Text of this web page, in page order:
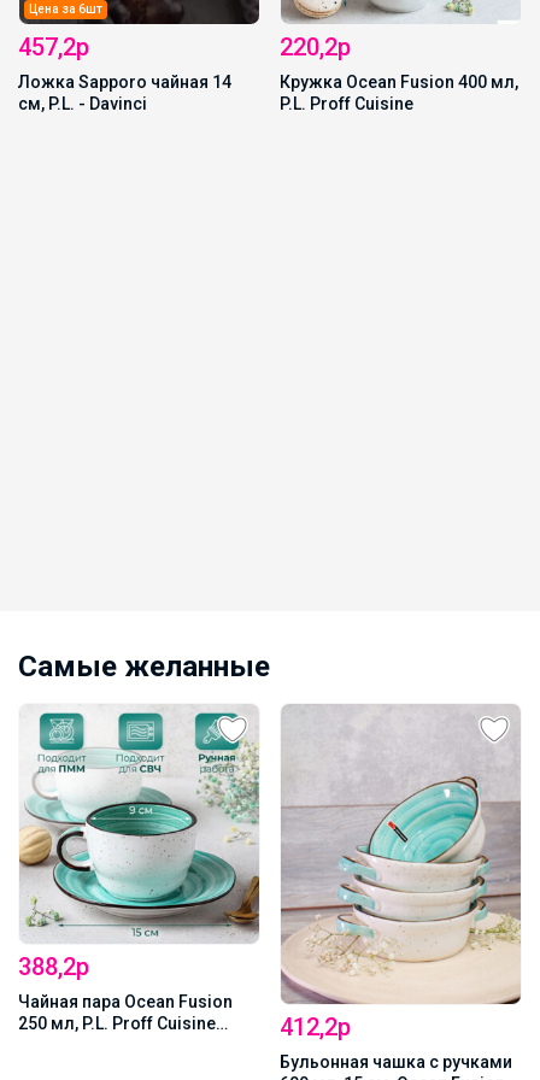
Цена за 6шт
457,2р
Ложка Sapporo чайная 14
см, P.L. - Davinci
220,2р
Кружка Ocean Fusion 400 мл,
P.L. Proff Cuisine
Самые желанные
388,2р
Чайная пара Ocean Fusion
250 мл, P.L. Proff Cuisine
412,2р
Бульонная чашка с ручками